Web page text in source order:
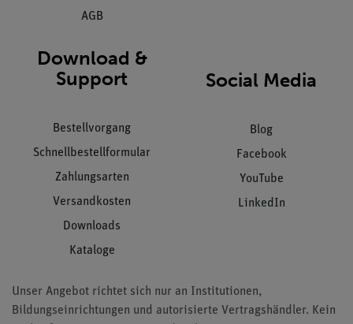
AGB
Download &
Support
Bestellvorgang
Schnellbestellformular
Zahlungsarten
Versandkosten
Downloads
Kataloge
Social Media
Blog
Facebook
YouTube
LinkedIn
Unser Angebot richtet sich nur an Institutionen,
Bildungseinrichtungen und autorisierte Vertragshändler. Kein